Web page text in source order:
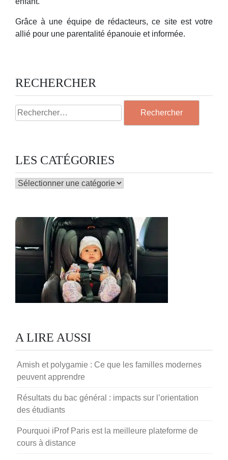
Grâce à une équipe de rédacteurs, ce site est votre
allié pour une parentalité épanouie et informée.
RECHERCHER
Rechercher :
LES CATÉGORIES
LES
A LIRE AUSSI
Amish et polygamie : Ce que les familles modernes
peuvent apprendre
Résultats du bac général : impacts sur l’orientation
des étudiants
Pourquoi iProf Paris est la meilleure plateforme de
cours à distance